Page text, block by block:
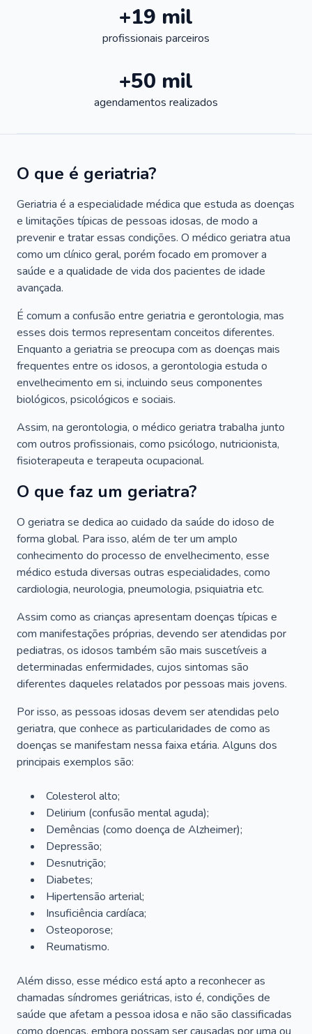
+19 mil
profissionais parceiros
+50 mil
agendamentos realizados
O que é geriatria?
Geriatria é a especialidade médica que estuda as doenças
e limitações típicas de pessoas idosas, de modo a
prevenir e tratar essas condições. O médico geriatra atua
como um clínico geral, porém focado em promover a
saúde e a qualidade de vida dos pacientes de idade
avançada.
É comum a confusão entre geriatria e gerontologia, mas
esses dois termos representam conceitos diferentes.
Enquanto a geriatria se preocupa com as doenças mais
frequentes entre os idosos, a gerontologia estuda o
envelhecimento em si, incluindo seus componentes
biológicos, psicológicos e sociais.
Assim, na gerontologia, o médico geriatra trabalha junto
com outros profissionais, como psicólogo, nutricionista,
fisioterapeuta e terapeuta ocupacional.
O que faz um geriatra?
O geriatra se dedica ao cuidado da saúde do idoso de
forma global. Para isso, além de ter um amplo
conhecimento do processo de envelhecimento, esse
médico estuda diversas outras especialidades, como
cardiologia, neurologia, pneumologia, psiquiatria etc.
Assim como as crianças apresentam doenças típicas e
com manifestações próprias, devendo ser atendidas por
pediatras, os idosos também são mais suscetíveis a
determinadas enfermidades, cujos sintomas são
diferentes daqueles relatados por pessoas mais jovens.
Por isso, as pessoas idosas devem ser atendidas pelo
geriatra, que conhece as particularidades de como as
doenças se manifestam nessa faixa etária. Alguns dos
principais exemplos são:
Colesterol alto;
Delirium (confusão mental aguda);
Demências (como doença de Alzheimer);
Depressão;
Desnutrição;
Diabetes;
Hipertensão arterial;
Insuficiência cardíaca;
Osteoporose;
Reumatismo.
Além disso, esse médico está apto a reconhecer as
chamadas síndromes geriátricas, isto é, condições de
saúde que afetam a pessoa idosa e não são classificadas